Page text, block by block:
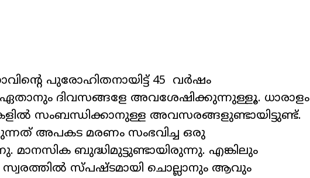
പുരോഹിതനായിട്ട് 45 വർഷം
ദിവസങ്ങളേ അവശേഷിക്കുന്നുള്ളൂ. ധാരാളം
സംബന്ധിക്കാനുള്ള അവസരങ്ങളുണ്ടായിട്ടുണ്ട്.
അപകട മരണം സംഭവിച്ച ഒരു
മാനസിക ബുദ്ധിമുട്ടുണ്ടായിരുന്നു. എങ്കിലും
സ്‌പഷ്ടമായി ചൊല്ലാനും ആവും